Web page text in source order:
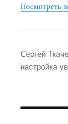
Посмотреть
Автор
Сергей
настройка